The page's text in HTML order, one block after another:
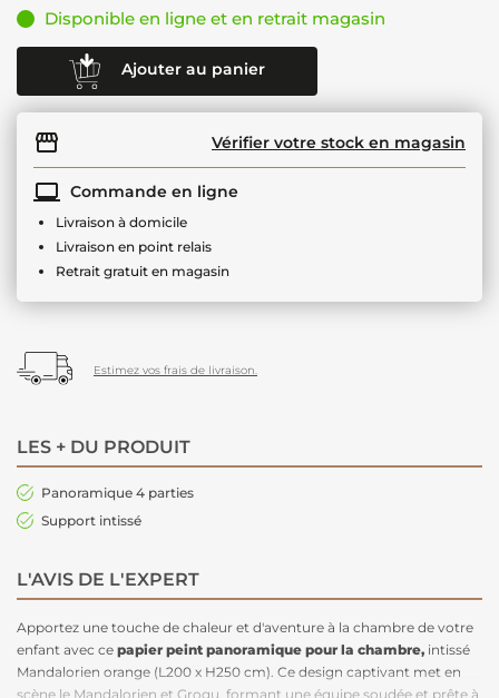
Disponible en ligne et en retrait magasin
Ajouter au panier
Vérifier votre stock en magasin
Commande en ligne
Livraison à domicile
Livraison en point relais
Retrait gratuit en magasin
Estimez vos frais de livraison.
LES + DU PRODUIT
Panoramique 4 parties
Support intissé
L'AVIS DE L'EXPERT
Apportez une touche de chaleur et d'aventure à la chambre de votre
enfant avec ce papier peint panoramique pour la chambre, intissé
Mandalorien orange (L200 x H250 cm). Ce design captivant met en
scène le Mandalorien et Grogu, formant une équipe soudée et prête à